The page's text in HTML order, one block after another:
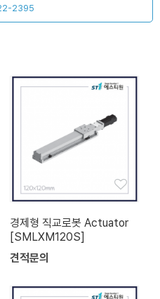
2395
경제형 직교로봇 Actuator
[SMLXM120S]
견적문의